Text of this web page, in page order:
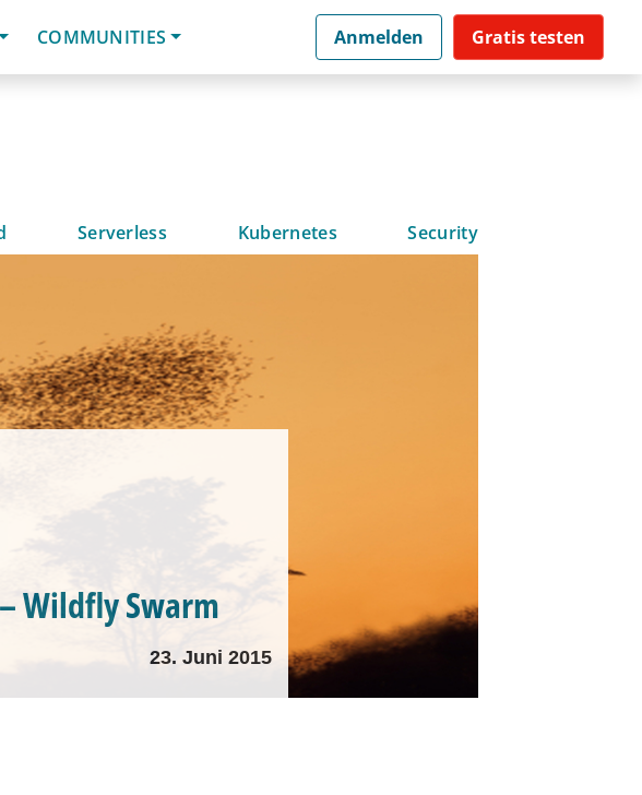
COMMUNITIES Anmelden Gratis testen
Serverless Kubernetes Security
Wildfly Swarm
23. Juni 2015